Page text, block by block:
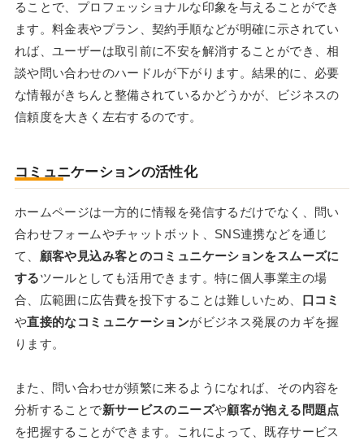
ることで、プロフェッショナルな印象を与えることができ
ます。料金表やプラン、契約手順などが明確に示されてい
れば、ユーザーは取引前に不安を解消することができ、相
談や問い合わせのハードルが下がります。結果的に、必要
な情報がきちんと整備されているかどうかが、ビジネスの
信頼度を大きく左右するのです。
コミュニケーションの活性化
ホームページは一方的に情報を発信するだけでなく、問い
合わせフォームやチャットボット、SNS連携などを通じ
て、 顧客や見込み客とのコミュニケーションをスムーズに
するツールとしても活用できます。特に個人事業主の場
合、広範囲に広告費を投下することは難しいため、 口コミ
や直接的なコミュニケーションがビジネス発展のカギを握
ります。
また、問い合わせが頻繁に来るようになれば、その内容を
分析することで新サービスのニーズや顧客が抱える問題点
を把握することができます。これによって、既存サービス